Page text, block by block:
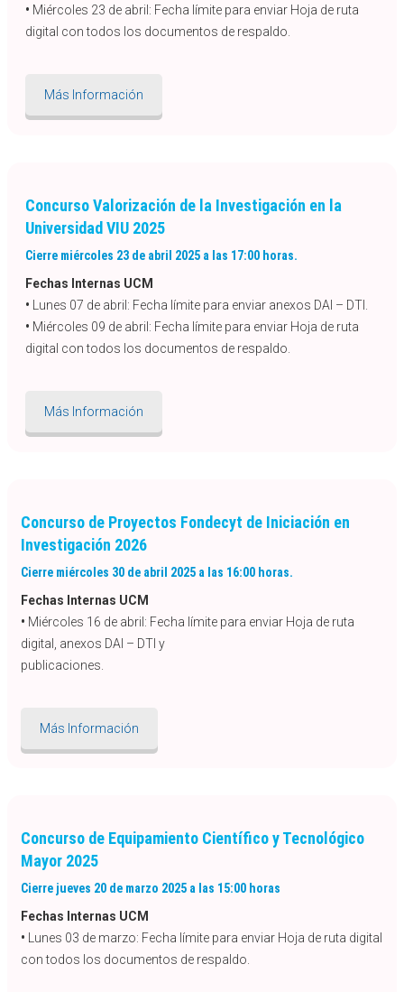
• Miércoles 23 de abril: Fecha límite para enviar Hoja de ruta
digital con todos los documentos de respaldo.
Más Información
Concurso Valorización de la Investigación en la
Universidad VIU 2025
Cierre miércoles 23 de abril 2025 a las 17:00 horas.
Fechas Internas UCM
• Lunes 07 de abril: Fecha límite para enviar anexos DAI – DTI.
• Miércoles 09 de abril: Fecha límite para enviar Hoja de ruta
digital con todos los documentos de respaldo.
Más Información
Concurso de Proyectos Fondecyt de Iniciación en
Investigación 2026
Cierre miércoles 30 de abril 2025 a las 16:00 horas.
Fechas Internas UCM
• Miércoles 16 de abril: Fecha límite para enviar Hoja de ruta
digital, anexos DAI – DTI y
publicaciones.
Más Información
Concurso de Equipamiento Científico y Tecnológico
Mayor 2025
Cierre jueves 20 de marzo 2025 a las 15:00 horas
Fechas Internas UCM
• Lunes 03 de marzo: Fecha límite para enviar Hoja de ruta digital
con todos los documentos de respaldo.